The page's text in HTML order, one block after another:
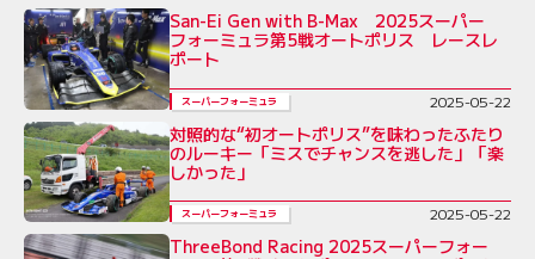
San-Ei Gen with B-Max 2025スーパー
フォーミュラ第5戦オートポリス レースレ
ポート
スーパーフォーミュラ 2025-05-22
対照的な“初オートポリス”を味わったふたり
のルーキー「ミスでチャンスを逃した」「楽
しかった」
スーパーフォーミュラ 2025-05-22
ThreeBond Racing 2025スーパーフォー